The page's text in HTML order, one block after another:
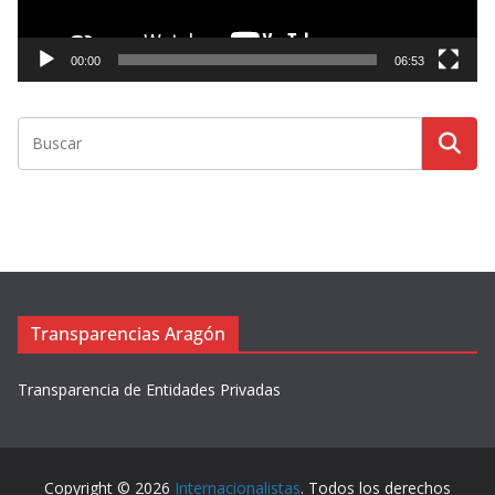
o
r
e
e
00:00 06:53
Transparencias Aragón
Transparencia de Entidades Privadas
Copyright © 2026 Internacionalistas. Todos los derechos